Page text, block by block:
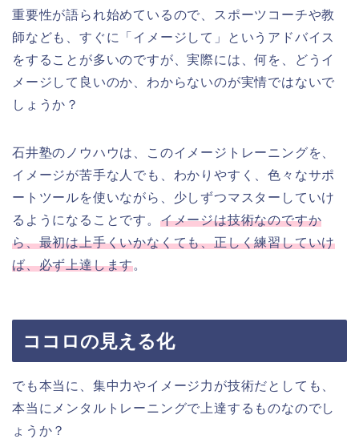
重要性が語られ始めているので、スポーツコーチや教
師なども、すぐに「イメージして」というアドバイス
をすることが多いのですが、実際には、何を、どうイ
メージして良いのか、わからないのが実情ではないで
しょうか？
石井塾のノウハウは、このイメージトレーニングを、
イメージが苦手な人でも、わかりやすく、色々なサポ
ートツールを使いながら、少しずつマスターしていけ
るようになることです。 イメージは技術なのですか
ら、最初は上手くいかなくても、正しく練習していけ
ば、必ず上達します。
ココロの見える化
でも本当に、集中力やイメージ力が技術だとしても、
本当にメンタルトレーニングで上達するものなのでし
ょうか？